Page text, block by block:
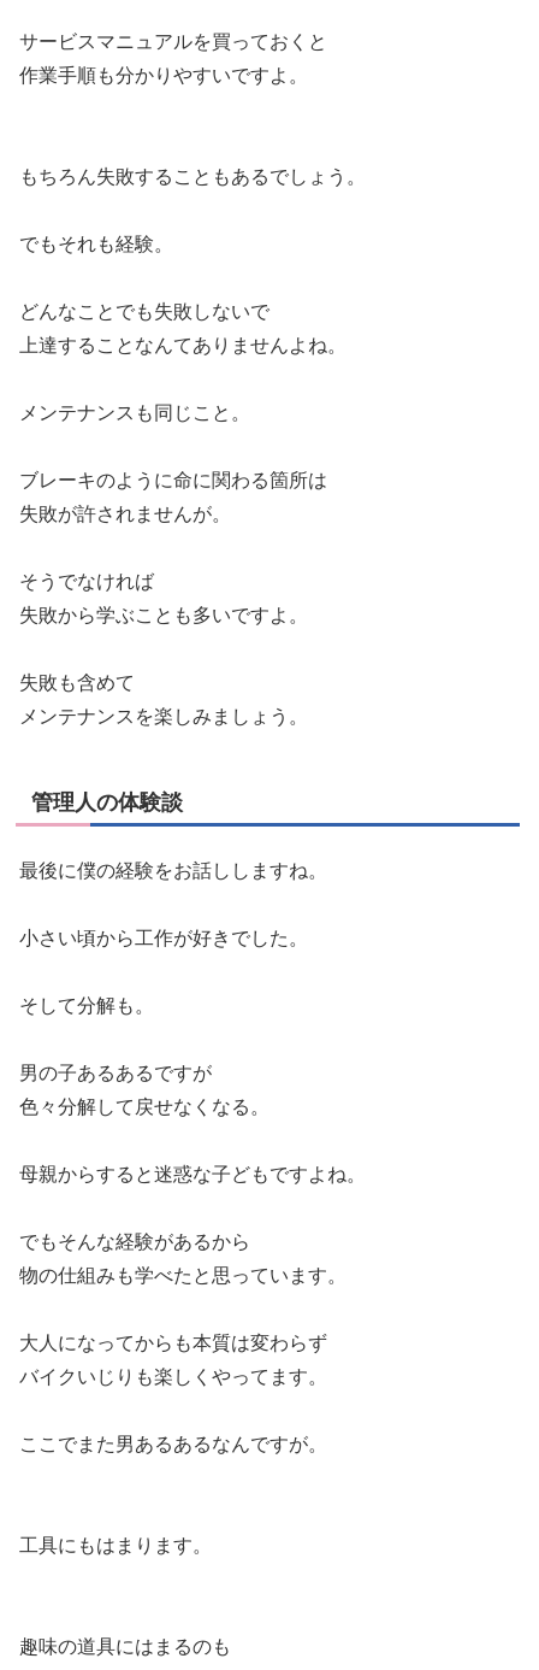
サービスマニュアルを買っておくと
作業手順も分かりやすいですよ。
もちろん失敗することもあるでしょう。
でもそれも経験。
どんなことでも失敗しないで
上達することなんてありませんよね。
メンテナンスも同じこと。
ブレーキのように命に関わる箇所は
失敗が許されませんが。
そうでなければ
失敗から学ぶことも多いですよ。
失敗も含めて
メンテナンスを楽しみましょう。
管理人の体験談
最後に僕の経験をお話ししますね。
小さい頃から工作が好きでした。
そして分解も。
男の子あるあるですが
色々分解して戻せなくなる。
母親からすると迷惑な子どもですよね。
でもそんな経験があるから
物の仕組みも学べたと思っています。
大人になってからも本質は変わらず
バイクいじりも楽しくやってます。
ここでまた男あるあるなんですが。
工具にもはまります。
趣味の道具にはまるのも